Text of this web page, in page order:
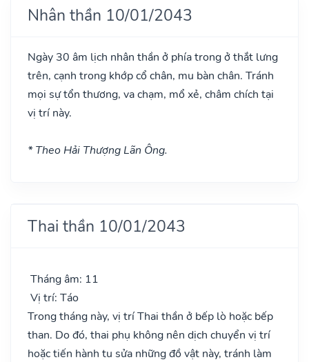
Nhân thần 10/01/2043
Ngày 30 âm lịch nhân thần ở phía trong ở thắt lưng
trên, cạnh trong khớp cổ chân, mu bàn chân. Tránh
mọi sự tổn thương, va chạm, mổ xẻ, châm chích tại
vị trí này.
* Theo Hải Thượng Lãn Ông.
Thai thần 10/01/2043
Tháng âm: 11
Vị trí: Táo
Trong tháng này, vị trí Thai thần ở bếp lò hoặc bếp
than. Do đó, thai phụ không nên dịch chuyển vị trí
hoặc tiến hành tu sửa những đồ vật này, tránh làm